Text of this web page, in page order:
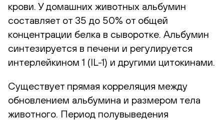
крови. У домашних животных альбумин
составляет от 35 до 50% от общей
концентрации белка в сыворотке. Альбумин
синтезируется в печени и регулируется
интерлейкином 1 (IL-1) и другими цитокинами.
Существует прямая корреляция между
обновлением альбумина и размером тела
животного. Период полувыведения